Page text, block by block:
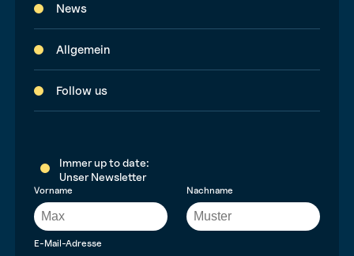
News
Allgemein
Follow us
Immer up to date:
Unser Newsletter
Vorname Nachname
E-Mail-Adresse